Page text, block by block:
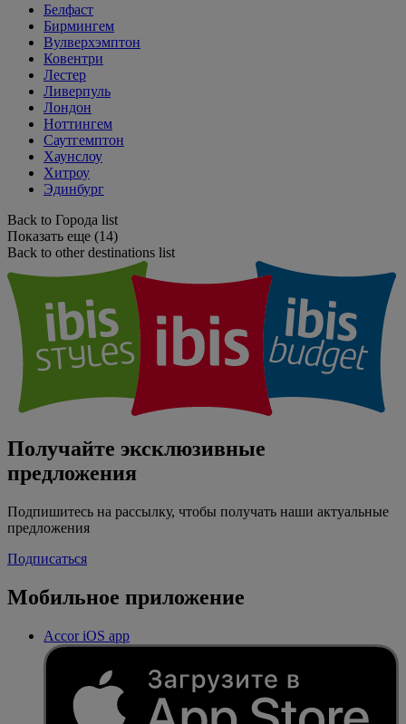
Белфаст
Бирмингем
Вулверхэмптон
Ковентри
Лестер
Ливерпуль
Лондон
Ноттингем
Саутгемптон
Хаунслоу
Хитроу
Эдинбург
Back to Города list
Показать еще (14)
Back to other destinations list
Получайте эксклюзивные
предложения
Подпишитесь на рассылку, чтобы получать наши актуальные
предложения
Подписаться
Мобильное приложение
Accor iOS app